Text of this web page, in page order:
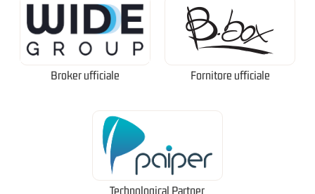
Broker ufficiale Fornitore ufficiale
Technological Partner